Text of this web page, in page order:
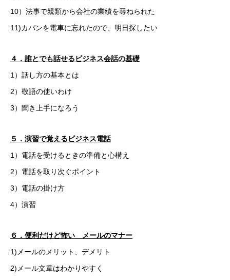
10）法事で親類から会社の業績を尋ねられた
11)カバンを電車に忘れたので、明日探したい
４．誰とでも話せるビジネス会話の基礎
1）話し方の基本とは
2）敬語の使いわけ
3）聞き上手になろう
５．演習で覚えるビジネス電話
1）電話を受けるときの準備と心構え
2）電話を取り次ぐポイント
3）電話の掛け方
4）演習
６．便利だけど怖い メールのマナー
1)メールのメリット、デメリト
2)メール文章はわかりやすく